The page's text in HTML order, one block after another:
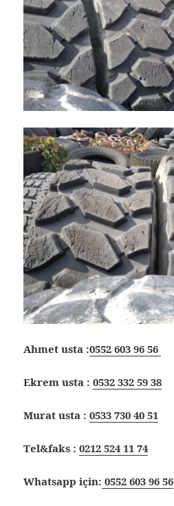
Ahmet usta :0552 603 96 56
Ekrem usta :0532 332 59 38
Murat usta :0533 730 40 51
Tel&faks :0212 524 11 74
Whatsapp için: 0552 603 96 56